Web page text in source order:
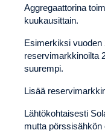
Aggregaattorina
kuukausittain.
Esimerkiksi vuoden
reservimarkkinoilta
suurempi.
Lisää
Lähtökohtaisesti
mutta